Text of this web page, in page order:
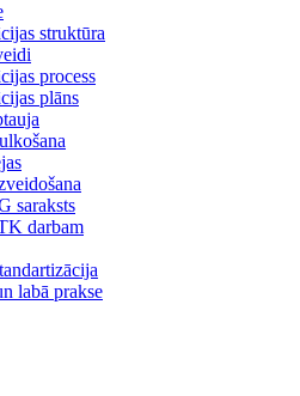
struktūra
process
plāns
saraksts
darbam
labā prakse